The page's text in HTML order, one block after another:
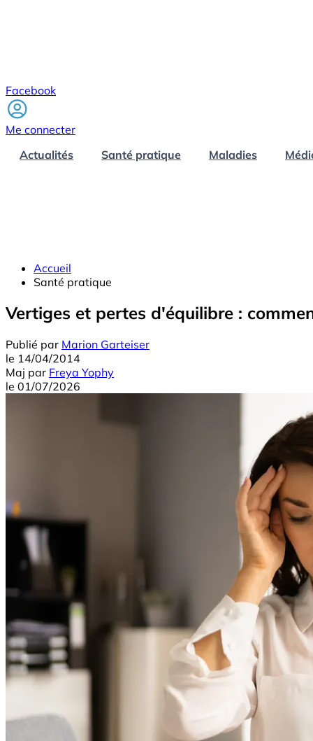
Facebook
Me connecter
Actualités
Santé pratique Maladies
Accueil
Santé pratique
Vertiges et pertes d'équilibre :
Publié par Marion Garteiser
le 14/04/2014
Maj par Freya Yophy
le 01/07/2026